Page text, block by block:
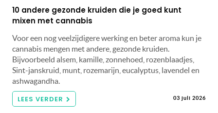
10 andere gezonde kruiden die je goed kunt
mixen met cannabis
Voor een nog veelzijdigere werking en beter aroma kun je
cannabis mengen met andere, gezonde kruiden.
Bijvoorbeeld alsem, kamille, zonnehoed, rozenblaadjes,
Sint-janskruid, munt, rozemarijn, eucalyptus, lavendel en
ashwagandha.
LEES VERDER 03 juli 2026